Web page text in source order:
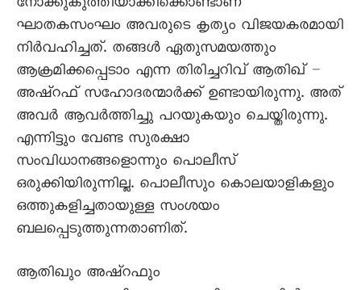
നോക്കുകുത്തിയാക്കിക്കൊണ്ടാണ്
ഘാതകസംഘം അവരുടെ കൃത്യം വിജയകരമായി
നിർവഹിച്ചത്. തങ്ങൾ ഏതുസമയത്തും
ആക്രമിക്കപ്പെടാം എന്ന തിരിച്ചറിവ് ആതിഖ് –
അഷ്റഫ് സഹോദരന്മാർക്ക് ഉണ്ടായിരുന്നു. അത്
അവർ ആവർത്തിച്ചു പറയുകയും ചെയ്തിരുന്നു.
എന്നിട്ടും വേണ്ട സുരക്ഷാ
സംവിധാനങ്ങളൊന്നും പൊലീസ്
ഒരുക്കിയിരുന്നില്ല. പൊലീസും കൊലയാളികളും
ഒത്തുകളിച്ചതായുള്ള സംശയം
ബലപ്പെടുത്തുന്നതാണിത്.
ആതിഖും അഷ്‌റഫും